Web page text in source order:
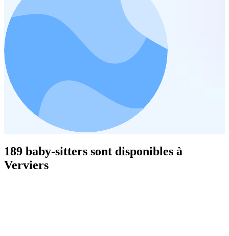
189 baby-sitters sont disponibles à
Verviers